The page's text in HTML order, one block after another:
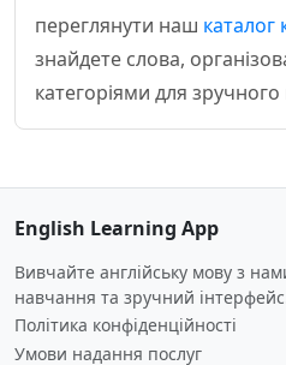
переглянути наш каталог
знайдете слова,
категоріями для
English Learning App
Вивчайте англійську мову з
навчання та зручний
Політика конфіденційності
Умови надання послуг